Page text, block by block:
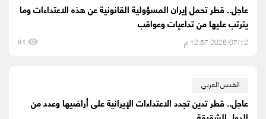
عاجل.. قطر تحمل إيران المسؤولية القانونية عن هذه الاعتداءات وما
يترتب عليها من تداعيات وعواقب
2026/07/12 12:57 م 81
القدس العربي
عاجل.. قطر تدين تجدد الاعتداءات الإيرانية على أراضيها وعدد من